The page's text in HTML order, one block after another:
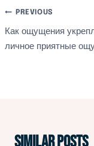
文
章
PREVIOUS
Как ощущения
личное приятные